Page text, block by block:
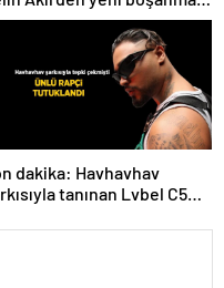
dakika: Havhavhav
tanınan Lvbel C5